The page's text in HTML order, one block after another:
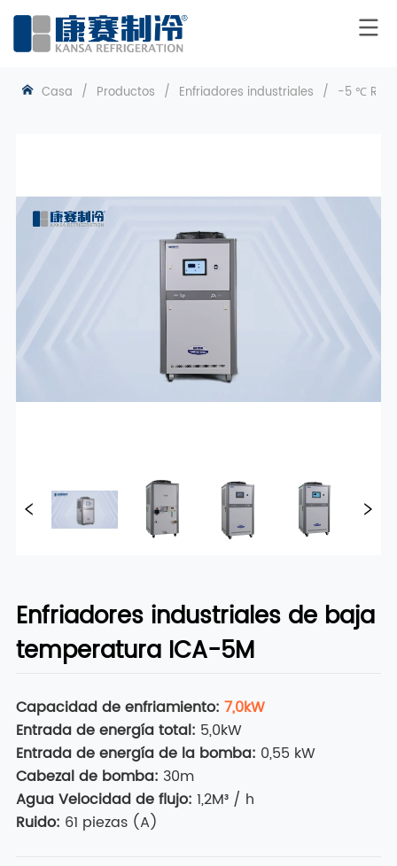
Casa / Productos / Enfriadores industriales / -5 ℃
Enfriadores industriales de baja
temperatura ICA-5M
Capacidad de enfriamiento:7,0kW
Entrada de energía total: 5,0kW
Entrada de energía de la bomba: 0,55 kW
Cabezal de bomba: 30m
AguaVelocidad de flujo: 1,2M³ / h
Ruido: 61 piezas (A)